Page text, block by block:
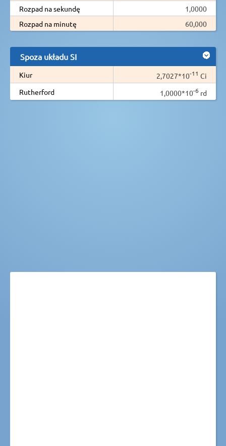
Rozpad na sekundę
1,0000
Rozpad na minutę
60,000
Spoza układu SI
Kiur 2,7027*10-11 Ci
Rutherford
1,0000*10-6 rd